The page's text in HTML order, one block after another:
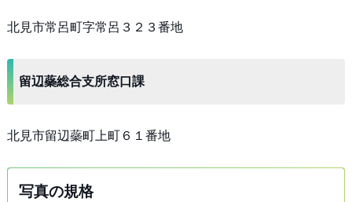
北見市常呂町字常呂３２３番地
留辺蘂総合支所窓口課
北見市留辺蘂町上町６１番地
写真の規格